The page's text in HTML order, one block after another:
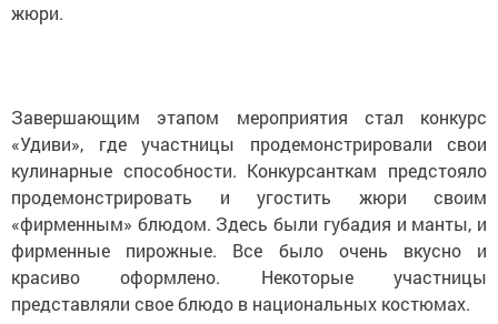
жюри.
Завершающим этапом мероприятия стал конкурс
«Удиви», где участницы продемонстрировали свои
кулинарные способности. Конкурсанткам предстояло
продемонстрировать и угостить жюри своим
«фирменным» блюдом. Здесь были губадия и манты, и
фирменные пирожные. Все было очень вкусно и
красиво оформлено. Некоторые участницы
представляли свое блюдо в национальных костюмах.